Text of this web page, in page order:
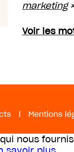
marketing
Voir les
| Mentions
nous